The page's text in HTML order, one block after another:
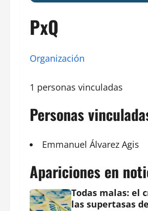
PxQ
Organización
1 personas vinculadas
Personas
Emmanuel Álvarez Agis
Apariciones en
Todas malas: el
las supertasas